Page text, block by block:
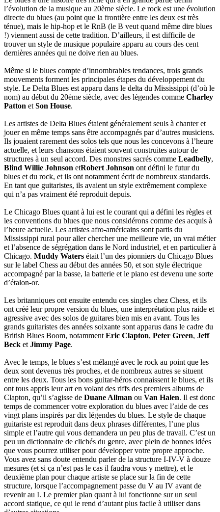
l’évolution de la musique au 20ème siècle. Le rock est une évolution
directe du blues (au point que la frontière entre les deux est très
ténue), mais le hip-hop et le RnB (le B veut quand même dire blues
!) viennent aussi de cette tradition. D’ailleurs, il est difficile de
trouver un style de musique populaire apparu au cours des cent
dernières années qui ne doive rien au blues.
Même si le blues compte d’innombrables tendances, trois grands
mouvements forment les principales étapes du développement du
style. Le Delta Blues est apparu dans le delta du Mississippi (d’où le
nom) au début du 20ème siècle, avec des légendes comme Charley
Patton et Son House.
Les artistes de Delta Blues étaient généralement seuls à chanter et
jouer en même temps sans être accompagnés par d’autres musiciens.
Ils jouaient rarement des solos tels que nous les concevons à l’heure
actuelle, et leurs chansons étaient souvent construites autour de
structures à un seul accord. Des monstres sacrés comme Leadbelly,
Blind Willie Johnson etRobert Johnson ont défini le futur du
blues et du rock, et ils ont notamment écrit de nombreux standards.
En tant que guitaristes, ils avaient un style extrêmement complexe
qui n’a pas vraiment été reproduit depuis.
Le Chicago Blues quant à lui est le courant qui a défini les règles et
les conventions du blues que nous considérons comme des acquis à
l’heure actuelle. Les artistes afro-américains sont partis du
Mississippi rural pour aller chercher une meilleure vie, un vrai métier
et l’absence de ségrégation dans le Nord industriel, et en particulier à
Chicago. Muddy Waters était l’un des pionniers du Chicago Blues
sur le label Chess au début des années 50, et son style électrique
accompagné par la basse, la batterie et le piano est devenu une sorte
d’étalon-or.
Les britanniques ont ensuite entendu ces singles chez Chess, et ils
ont créé leur propre version du blues, une interprétation plus raide et
agressive avec des solos de guitares bien mis en avant. Tous les
grands guitaristes des années soixante sont apparus dans le cadre du
British Blues Boom, notamment Eric Clapton, Peter Green, Jeff
Beck et Jimmy Page.
Avec le temps, le blues s’est mélangé avec le rock au point que les
deux sont devenus très proches, et de nombreux autres se situent
entre les deux. Tous les bons guitar-héros connaissent le blues, et ils
ont tous appris leur art en volant des riffs des premiers albums de
Clapton, qu’il s’agisse de Duane Allman ou Van Halen. Il est donc
temps de commencer votre exploration du blues avec l’aide de ces
vingt plans inspirés par dix légendes du blues. Le style de chaque
guitariste est reproduit dans deux phrases différentes, l’une plus
simple et l’autre qui vous demandera un peu plus de travail. C’est un
peu un dictionnaire de clichés du genre, avec plein de bonnes idées
que vous pourrez utiliser pour développer votre propre approche.
Vous avez sans doute entendu parler de la structure I-IV-V à douze
mesures (et si ça n’est pas le cas il faudra vous y mettre), et le
deuxième plan pour chaque artiste se place sur la fin de cette
structure, lorsque l’accompagnement passe du V au IV avant de
revenir au I. Le premier plan quant à lui fonctionne sur un seul
accord statique, ce qui le rend d’autant plus facile à utiliser dans